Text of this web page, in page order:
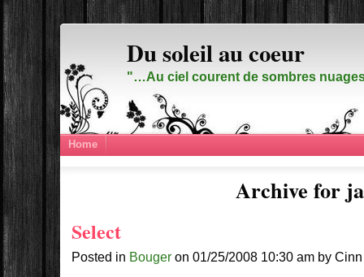
Du soleil au coeur
"…Au ciel courent de sombres
Home
Archive for
Select
Posted in Bouger on 01/25/2008 10:30 am by Cinn